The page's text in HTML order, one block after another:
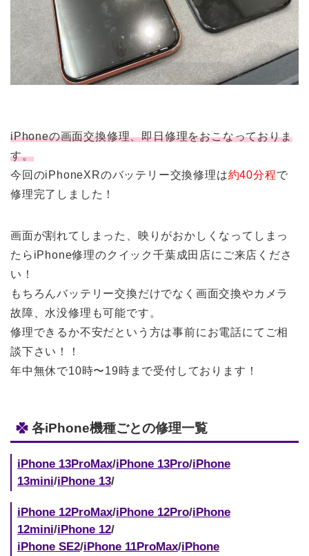
iPhoneの画面交換修理、即日修理をおこなっておりま
す。
今回のiPhoneXRのバッテリー交換修理は約40分程で
修理完了しました！
画面が割れてしまった、映りがおかしくなってしまっ
たらiPhone修理のクイック千葉成田店にご来店くださ
い！
もちろんバッテリー交換だけでなく画面交換やカメラ
故障、水没修理も可能です。
修理できるか不安だという方は事前にお電話にてご相
談下さい！！
年中無休で10時〜19時まで受付しております！
各iPhone機種ごとの修理一覧
iPhone 13ProMax/iPhone 13Pro/iPhone
13mini/iPhone 13/
iPhone 12ProMax/iPhone 12Pro/iPhone
12mini/iPhone 12/
iPhone SE2/iPhone 11ProMax/iPhone